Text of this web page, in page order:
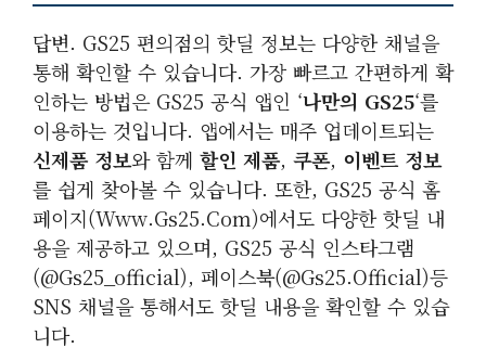
답변. GS25 편의점의 핫딜 정보는 다양한 채널을
통해 확인할 수 있습니다. 가장 빠르고 간편하게 확
인하는 방법은 GS25 공식 앱인 ‘나만의 GS25‘를
이용하는 것입니다. 앱에서는 매주 업데이트되는
신제품 정보와 함께 할인 제품, 쿠폰, 이벤트 정보
를 쉽게 찾아볼 수 있습니다. 또한, GS25 공식 홈
페이지(www.gs25.com)에서도 다양한 핫딜 내
용을 제공하고 있으며, GS25 공식 인스타그램
(@gs25_official), 페이스북(@gs25.official)등
SNS 채널을 통해서도 핫딜 내용을 확인할 수 있습
니다.